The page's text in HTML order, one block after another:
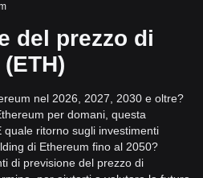
del prezzo di
nel 2026, 2027, 2030 e oltre?
per domani, questa
ritorno sugli investimenti
di Ethereum fino al 2050?
di previsione del prezzo di